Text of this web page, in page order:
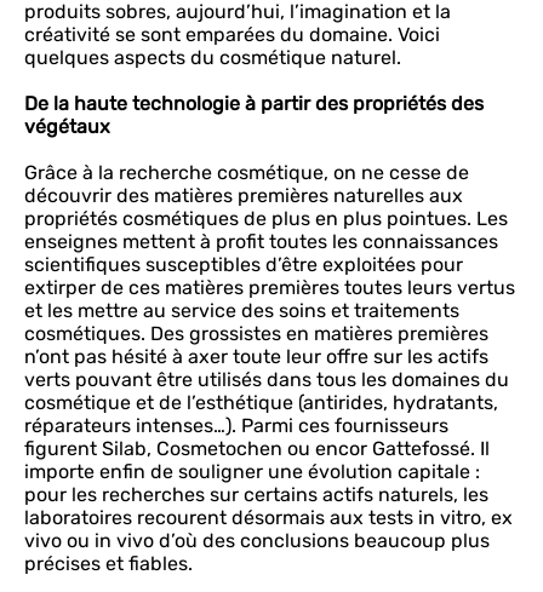
produits sobres, aujourd’hui, l’imagination et la
créativité se sont emparées du domaine. Voici
quelques aspects du cosmétique naturel.
De la haute technologie à partir des propriétés des
végétaux
Grâce à la recherche cosmétique, on ne cesse de
découvrir des matières premières naturelles aux
propriétés cosmétiques de plus en plus pointues. Les
enseignes mettent à profit toutes les connaissances
scientifiques susceptibles d’être exploitées pour
extirper de ces matières premières toutes leurs vertus
et les mettre au service des soins et traitements
cosmétiques. Des grossistes en matières premières
n’ont pas hésité à axer toute leur offre sur les actifs
verts pouvant être utilisés dans tous les domaines du
cosmétique et de l’esthétique (antirides, hydratants,
réparateurs intenses…). Parmi ces fournisseurs
figurent Silab, Cosmetochen ou encor Gattefossé. Il
importe enfin de souligner une évolution capitale :
pour les recherches sur certains actifs naturels, les
laboratoires recourent désormais aux tests in vitro, ex
vivo ou in vivo d’où des conclusions beaucoup plus
précises et fiables.